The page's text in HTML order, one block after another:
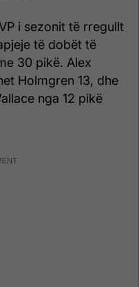
i sezonit të rregullt
të dobët të
30 pikë. Alex
Holmgren 13, dhe
nga 12 pikë